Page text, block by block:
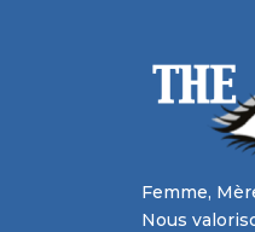
Femme,
Nous